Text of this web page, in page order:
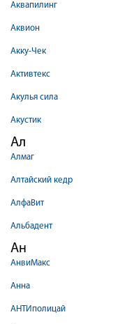
Аквапилинг
Аквион
Акку-Чек
Активтекс
Акулья сила
Акустик
Ал
Алмаг
Алтайский кедр
АлфаВит
Альбадент
Ан
АнвиМакс
Анна
АНТИполицай